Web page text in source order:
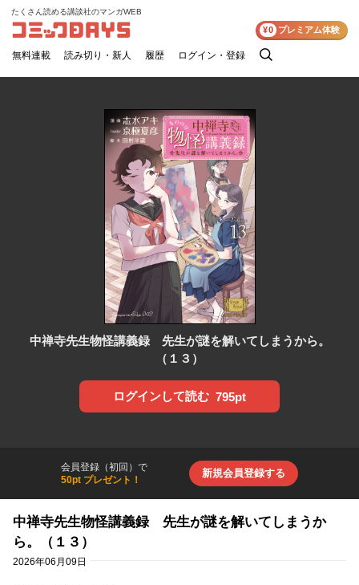
コミックDAYS
たくさん読める講談社のマンガWEB
無料連載 読み切り・新人 履歴 ログイン・登録
検
¥0 プレミアム体験
中禅寺先生物怪講義録 先生が謎を解いてしまうから。
（１３）
ログインして読む 795pt
会員登録（初回）で
50pt プレゼント！
新規会員登録する
中禅寺先生物怪講義録 先生が謎を解いてしまうか
ら。（１３）
2026年06月09日